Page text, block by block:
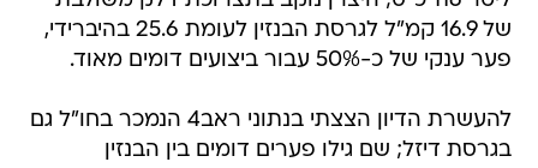
של 16.9 קמ"ל לגרסת הבנזין לעומת 25.6 בהיברידי,
פער ענקי של כ-50% עבור ביצועים דומים מאוד.
להעשרת הדיון הצצתי בנתוני ראב4 הנמכר בחו"ל גם
בגרסת דיזל; שם גילו פערים דומים בין הבנזין